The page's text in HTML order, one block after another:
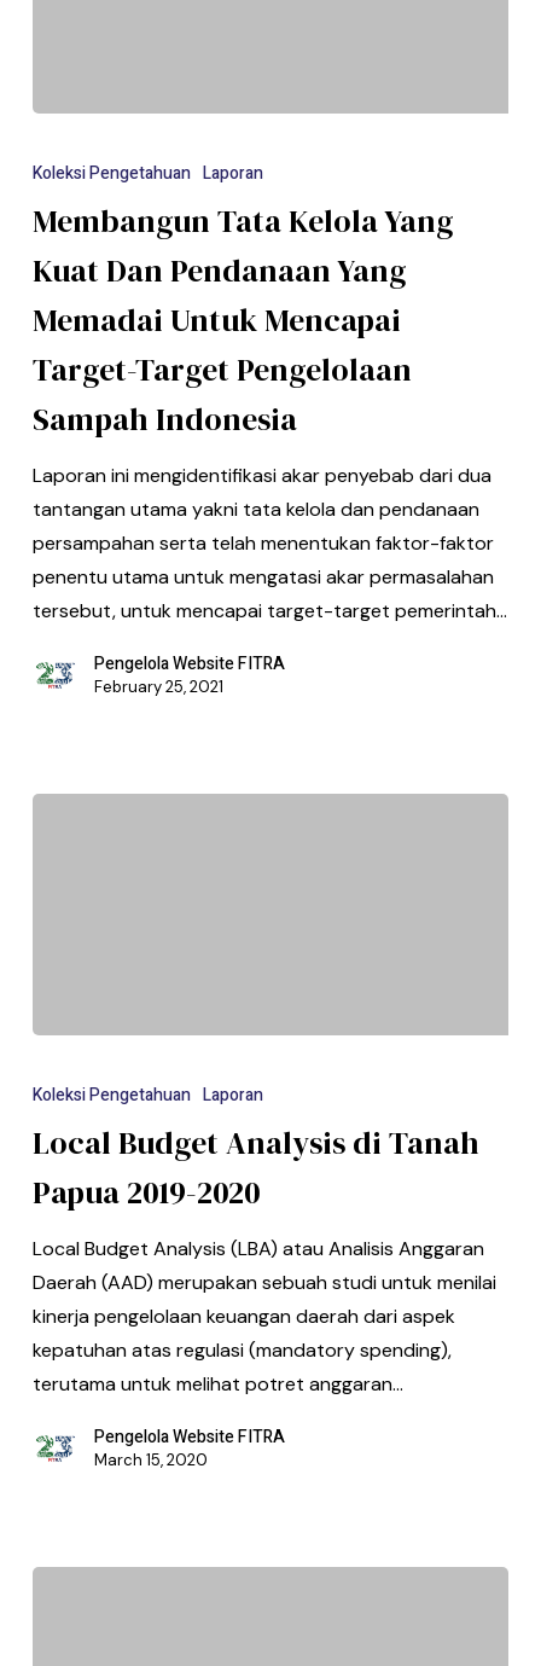
Koleksi Pengetahuan Laporan
Membangun Tata Kelola Yang
Kuat Dan Pendanaan Yang
Memadai Untuk Mencapai
Target-Target Pengelolaan
Sampah Indonesia
Laporan ini mengidentifikasi akar penyebab dari dua
tantangan utama yakni tata kelola dan pendanaan
persampahan serta telah menentukan faktor-faktor
penentu utama untuk mengatasi akar permasalahan
tersebut, untuk mencapai target-target pemerintah…
Pengelola Website FITRA
February 25, 2021
Koleksi Pengetahuan Laporan
Local Budget Analysis di Tanah
Papua 2019-2020
Local Budget Analysis (LBA) atau Analisis Anggaran
Daerah (AAD) merupakan sebuah studi untuk menilai
kinerja pengelolaan keuangan daerah dari aspek
kepatuhan atas regulasi (mandatory spending),
terutama untuk melihat potret anggaran…
Pengelola Website FITRA
March 15, 2020